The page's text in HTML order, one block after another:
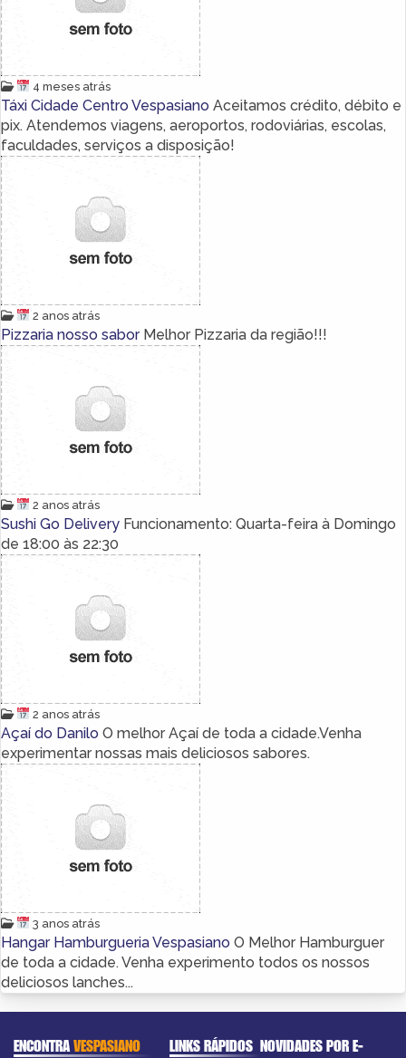
4 meses atrás
Táxi Cidade Centro Vespasiano Aceitamos crédito, débito e
pix. Atendemos viagens, aeroportos, rodoviárias, escolas,
faculdades, serviços a disposição!
2 anos atrás
Pizzaria nosso sabor Melhor Pizzaria da região!!!
2 anos atrás
Sushi Go Delivery Funcionamento: Quarta-feira à Domingo
de 18:00 às 22:30
2 anos atrás
Açaí do Danilo O melhor Açaí de toda a cidade.Venha
experimentar nossas mais deliciosos sabores.
3 anos atrás
Hangar Hamburgueria Vespasiano O Melhor Hamburguer
de toda a cidade. Venha experimento todos os nossos
deliciosos lanches...
ENCONTRAVESPASIANO LINKS RÁPIDOS NOVIDADES POR E-